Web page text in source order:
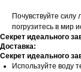
Почувствуйте
погрузитесь в мир
Секрет идеального
Доставка:
Секрет идеального
Используйте воду